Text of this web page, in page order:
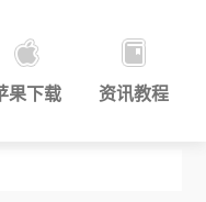
果下载 资讯教程